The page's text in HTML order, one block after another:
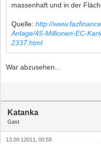
massenhaft und in der
Quelle: http://
Anlage/45-Millionen-EC-
2337.html
War abzusehen...
Katanka
Gast
13.09.12011, 00:58